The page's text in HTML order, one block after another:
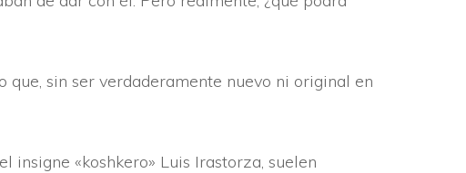
que, sin ser verdaderamente nuevo ni original en
insigne «koshkero» Luis Irastorza, suelen